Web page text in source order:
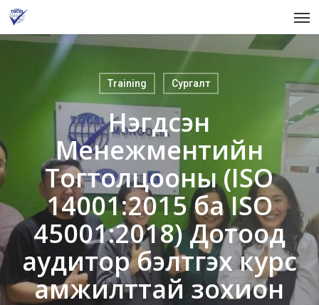
Skip
main
Training Сургалт
Нэгдсэн
Менежментийн
Тогтолцооны (ISO
14001:2015 ба ISO
45001:2018) Дотоод
аудитор бэлтгэх курс
амжилттай зохион